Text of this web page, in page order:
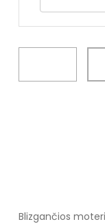
Blizgančios